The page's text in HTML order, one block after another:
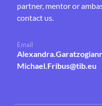
partner, mentor or
contact us.
Email
Michael.Fribus@tib.eu